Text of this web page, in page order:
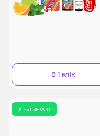
В 1 клік
У наявності